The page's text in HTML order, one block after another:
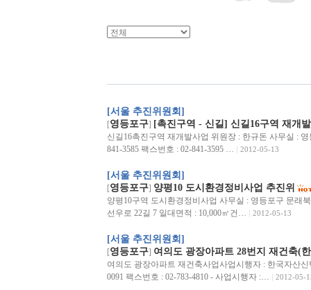
[서울 추진위원회]
[영등포구] [촉진구역 - 신길] 신길16구역 재개
신길16촉진구역 재개발사업 위원장 : 한규돈 사무실 :
841-3585 팩스번호 : 02-841-3595 …
2012-05-13
[서울 추진위원회]
[영등포구] 양평10 도시환경정비사업 추진위
양평10구역 도시환경정비사업 사무실 : 영등포구 문래
선우로 22길 7 일대면적 : 10,000㎡건…
2012-05-13
[서울 추진위원회]
[영등포구] 여의도 광장아파트 28번지 재건축(
여의도 광장아파트 재건축사업사업시행자 : 한국자산
0091 팩스번호 : 02-783-4810 - 사업시행자 :…
2012-05-